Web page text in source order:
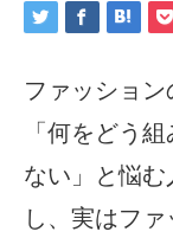
ファッション
「何をどう
ない」と悩
し、実はフ